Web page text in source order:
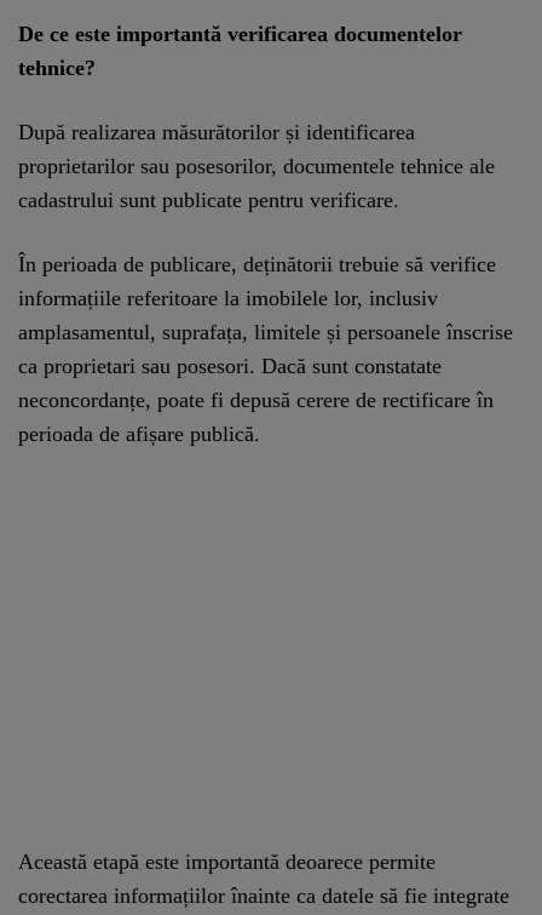
De ce este importantă verificarea documentelor
tehnice?
După realizarea măsurătorilor și identificarea
proprietarilor sau posesorilor, documentele tehnice ale
cadastrului sunt publicate pentru verificare.
În perioada de publicare, deținătorii trebuie să verifice
informațiile referitoare la imobilele lor, inclusiv
amplasamentul, suprafața, limitele și persoanele înscrise
ca proprietari sau posesori. Dacă sunt constatate
neconcordanțe, poate fi depusă cerere de rectificare în
perioada de afișare publică.
Această etapă este importantă deoarece permite
corectarea informațiilor înainte ca datele să fie integrate